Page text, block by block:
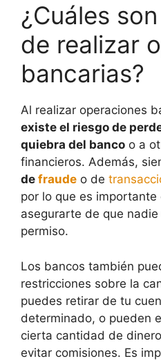
¿Cuáles
de realizar
bancarias?
Al realizar operaciones
existe el riesgo de
quiebra del banco o a
financieros. Además,
de fraude o de
por lo que es
asegurarte de que
permiso.
Los bancos también
restricciones sobre la
puedes retirar de tu
determinado, o pueden
cierta cantidad de
evitar comisiones. Es